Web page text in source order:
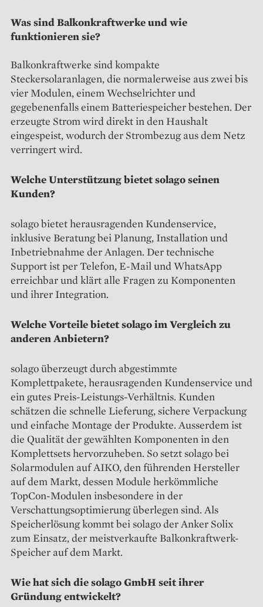
Was sind Balkonkraftwerke und wie
funktionieren sie?
Balkonkraftwerke sind kompakte
Steckersolaranlagen, die normalerweise aus zwei bis
vier Modulen, einem Wechselrichter und
gegebenenfalls einem Batteriespeicher bestehen. Der
erzeugte Strom wird direkt in den Haushalt
eingespeist, wodurch der Strombezug aus dem Netz
verringert wird.
Welche Unterstützung bietet solago seinen
Kunden?
solago bietet herausragenden Kundenservice,
inklusive Beratung bei Planung, Installation und
Inbetriebnahme der Anlagen. Der technische
Support ist per Telefon, E-Mail und WhatsApp
erreichbar und klärt alle Fragen zu Komponenten
und ihrer Integration.
Welche Vorteile bietet solago im Vergleich zu
anderen Anbietern?
solago überzeugt durch abgestimmte
Komplettpakete, herausragenden Kundenservice und
ein gutes Preis-Leistungs-Verhältnis. Kunden
schätzen die schnelle Lieferung, sichere Verpackung
und einfache Montage der Produkte. Ausserdem ist
die Qualität der gewählten Komponenten in den
Komplettsets hervorzuheben. So setzt solago bei
Solarmodulen auf AIKO, den führenden Hersteller
auf dem Markt, dessen Module herkömmliche
TopCon-Modulen insbesondere in der
Verschattungsoptimierung überlegen sind. Als
Speicherlösung kommt bei solago der Anker Solix
zum Einsatz, der meistverkaufte Balkonkraftwerk-
Speicher auf dem Markt.
Wie hat sich die solago GmbH seit ihrer
Gründung entwickelt?